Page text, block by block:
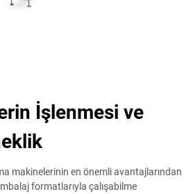
İşlenmesi ve
makinelerinin en önemli avantajlarından
formatlarıyla çalışabilme